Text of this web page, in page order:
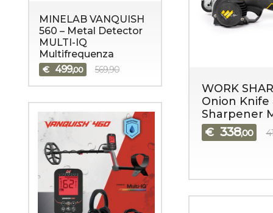
WORK
Onion Knife
Sharpener
€ 338,00
MINELAB VANQUISH
560 – Metal Detector
MULTI-IQ
Multifrequenza
€ 499,00 569,90